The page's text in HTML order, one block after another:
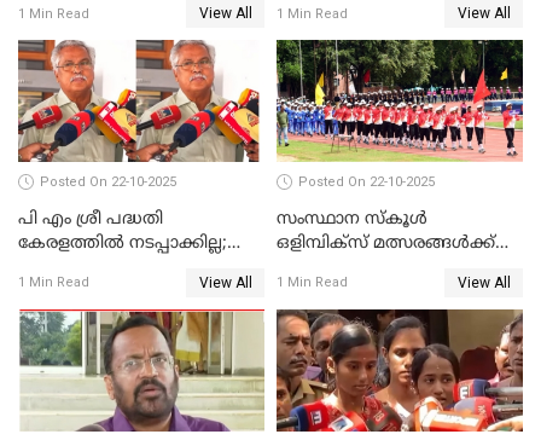
WATCH VIDEO
1 Min Read View All 1 Min Read View All
Posted On 22-10-2025
പി എം ശ്രീ പദ്ധതി
കേരളത്തില്‍ നടപ്പാക്കില്ല;
VIDEO
1 Min Read View All
Posted On 22-10-2025
സംസ്ഥാന സ്‌കൂള്‍
ഒളിമ്പിക്‌സ് മത്സരങ്ങള്‍ക്ക്
1 Min Read View All